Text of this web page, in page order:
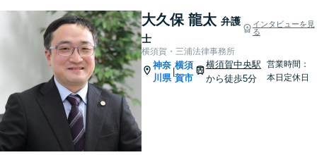
大久保 龍太 弁護
士
インタビューを見
る
横須賀・三浦法律事務所
神奈
川県
横須
賀市
横須賀中央駅
から徒歩5分
営業時間：
本日定休日